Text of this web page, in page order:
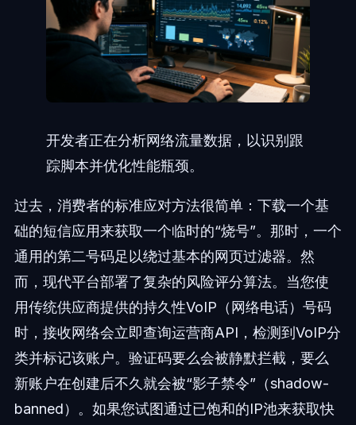
开发者正在分析网络流量数据，以识别跟
踪脚本并优化性能瓶颈。
过去，消费者的标准应对方法很简单：下载一个基
础的短信应用来获取一个临时的“烧号”。那时，一个
通用的第二号码足以绕过基本的网页过滤器。然
而，现代平台部署了复杂的风险评分算法。当您使
用传统供应商提供的持久性VoIP（网络电话）号码
时，接收网络会立即查询运营商API，检测到VoIP分
类并标记该账户。验证码要么会被静默拦截，要么
新账户在创建后不久就会被“影子禁令”（shadow-
banned）。如果您试图通过已饱和的IP池来获取快